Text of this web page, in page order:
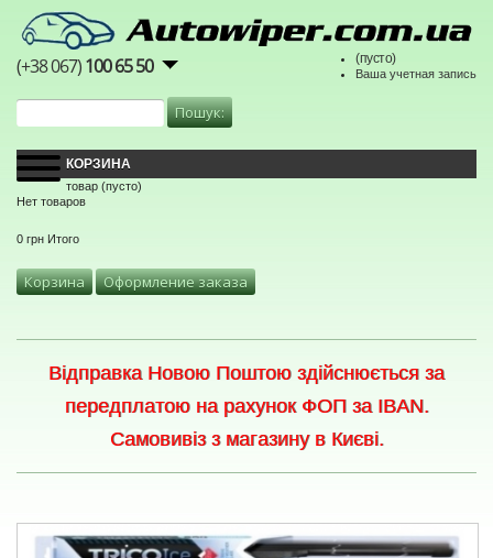
(+38 067)100 65 50 (пусто)
Ваша учетная запись
КОРЗИНА
товар (пусто)
Нет товаров
0 грн Итого
Корзина Оформление заказа
Відправка Новою Поштою здійснюється за
передплатою на рахунок ФОП за IBAN.
Самовивіз з магазину в Києві.